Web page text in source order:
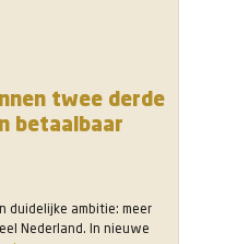
twee derde
betaalbaar
duidelijke ambitie: meer
Nederland. In nieuwe